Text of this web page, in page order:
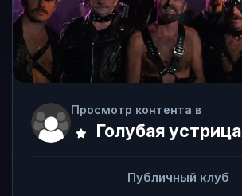
Просмотр контента в
Голубая устрица
Публичный клуб